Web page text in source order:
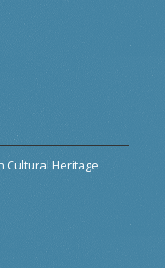
Cultural Heritage